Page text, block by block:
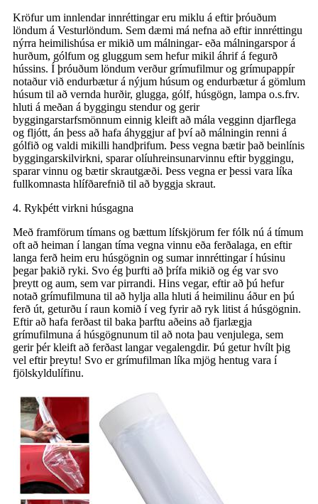
Kröfur um innlendar innréttingar eru miklu á eftir þróuðum
löndum á Vesturlöndum. Sem dæmi má nefna að eftir innréttingu
nýrra heimilishúsa er mikið um málningar- eða málningarspor á
hurðum, gólfum og gluggum sem hefur mikil áhrif á fegurð
hússins. Í þróuðum löndum verður grímufilmur og grímupappír
notaður við endurbætur á nýjum húsum og endurbætur á gömlum
húsum til að vernda hurðir, glugga, gólf, húsgögn, lampa o.s.frv.
hluti á meðan á byggingu stendur og gerir
byggingarstarfsmönnum einnig kleift að mála vegginn djarflega
og fljótt, án þess að hafa áhyggjur af því að málningin renni á
gólfið og valdi mikilli handþrifum. Þess vegna bætir það beinlínis
byggingarskilvirkni, sparar olíuhreinsunarvinnu eftir byggingu,
sparar vinnu og bætir skrautgæði. Þess vegna er þessi vara líka
fullkomnasta hlífðarefnið til að byggja skraut.
4. Rykþétt virkni húsgagna
Með framförum tímans og bættum lífskjörum fer fólk nú á tímum
oft að heiman í langan tíma vegna vinnu eða ferðalaga, en eftir
langa ferð heim eru húsgögnin og sumar innréttingar í húsinu
þegar þakið ryki. Svo ég þurfti að þrífa mikið og ég var svo
þreytt og aum, sem var pirrandi. Hins vegar, eftir að þú hefur
notað grímufilmuna til að hylja alla hluti á heimilinu áður en þú
ferð út, geturðu í raun komið í veg fyrir að ryk litist á húsgögnin.
Eftir að hafa ferðast til baka þarftu aðeins að fjarlægja
grímufilmuna á húsgögnunum til að nota þau venjulega, sem
gerir þér kleift að ferðast langar vegalengdir. Þú getur hvílt þig
vel eftir þreytu! Svo er grímufilman líka mjög hentug vara í
fjölskyldulífinu.